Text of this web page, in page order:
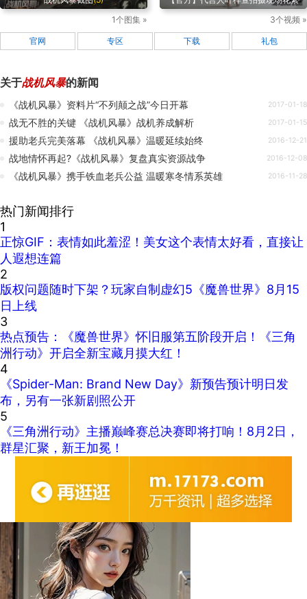
1个图集 »
3个视频 »
官网 专区 下载 礼包
关于战机风暴的新闻
《战机风暴》资料片“不列颠之战”今日开幕 2017-01-18
战无不胜的关键 《战机风暴》战机养成解析 2017-01-15
援助老兵完美落幕 《战机风暴》温暖延续始终 2016-12-21
战地情怀再起?《战机风暴》复盘真实资源战争 2016-12-08
《战机风暴》携手铁血老兵公益 温暖寒冬情系英雄 2016-11-28
热门新闻排行
1
正惊GIF：表情如此羞涩！美女这个表情太好看，直接让
人遐想连篇
2
版权问题随时下架？玩家自制虚幻5《魔兽世界》8月15
日上线
3
热点预告：《魔兽世界》怀旧服第五阶段开启！《三角
洲行动》开启全新宝藏月摸大红！
4
《Spider-Man: Brand New Day》新预告预计明日发
布，另有一张新剧照公开
5
《三角洲行动》主播巅峰赛总决赛即将打响！8月2日，
群星汇聚，新王加冕！